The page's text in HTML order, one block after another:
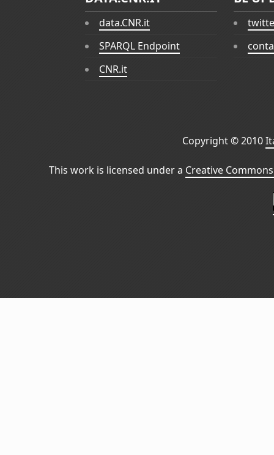
data.CNR.it
SPARQL Endpoint
CNR.it
Copyright © 2010
This work is licensed under a Creative